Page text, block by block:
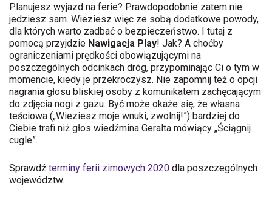
Planujesz wyjazd na ferie? Prawdopodobnie zatem nie
jedziesz sam. Wieziesz więc ze sobą dodatkowe powody,
dla których warto zadbać o bezpieczeństwo. I tutaj z
pomocą przyjdzie Nawigacja Play! Jak? A choćby
ograniczeniami prędkości obowiązującymi na
poszczególnych odcinkach dróg, przypominając Ci o tym w
momencie, kiedy je przekroczysz. Nie zapomnij też o opcji
nagrania głosu bliskiej osoby z komunikatem zachęcającym
do zdjęcia nogi z gazu. Być może okaże się, że własna
teściowa („Wieziesz moje wnuki, zwolnij!”) bardziej do
Ciebie trafi niż głos wiedźmina Geralta mówiący „Ściągnij
cugle”.
Sprawdź terminy ferii zimowych 2020 dla poszczególnych
województw.